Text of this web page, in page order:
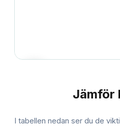
Jämför
I tabellen nedan ser du de